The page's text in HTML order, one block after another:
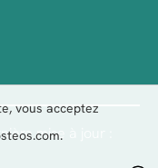
vous acceptez
mise à jour :